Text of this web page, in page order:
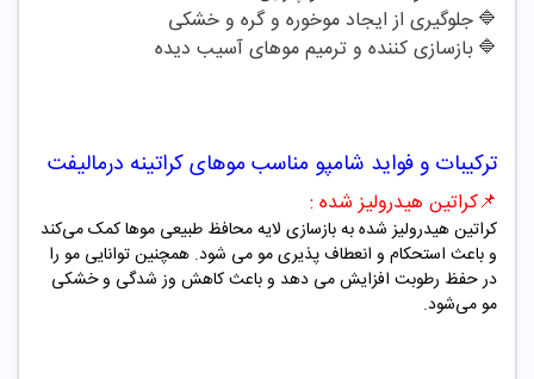
🔷جلوگیری از ایجاد موخوره و گره و خشکی
🔷بازسازی کننده و ترمیم موهای آسیب دیده
ترکیبات و فواید شامپو مناسب موهای کراتینه درمالیفت
📌کراتین هیدرولیز شده :
کراتین هیدرولیز شده به بازسازی لایه محافظ طبیعی موها کمک می‌کند
و باعث استحکام و انعطاف پذیری مو می شود. همچنین توانایی مو را
در حفظ رطوبت افزایش می دهد و باعث کاهش وز شدگی و خشکی
مو می‌شود.